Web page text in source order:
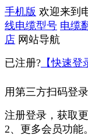
手机版 欢迎来到
线电缆型号 电缆
店 网站导航
已注册? 【快速登
用第三方扫码登录
注册登录，获取
2、更多会员功能。